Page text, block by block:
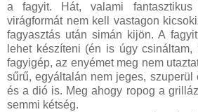
a fagyit. Hát, valami
virágformát nem kell vastagon
fagyasztás után simán kijön. A
lehet készíteni (én is úgy csináltam,
fagyigép, az enyémet meg nem
sűrű, egyáltalán nem jeges, szuperül
és a dió is. Meg ahogy ropog a
semmi kétség.